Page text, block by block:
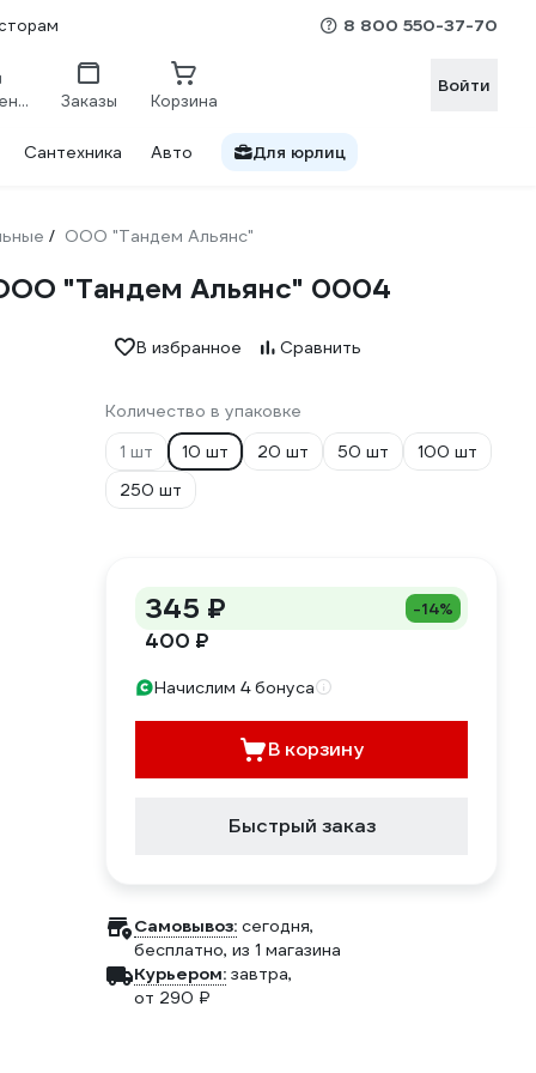
8 800 550-37-70
Сравнение Заказы Корзина
Войти
Сантехника Авто Для юрлиц
/ ООО "Тандем Альянс"
"Тандем Альянс" 0004
В избранное Сравнить
Количество в упаковке
1 шт
10 шт 20 шт 50 шт
100 шт
250 шт
345 ₽ -14%
400 ₽
Начислим 4 бонуса
В корзину
Быстрый заказ
Самовывоз: сегодня,
бесплатно, из 1 магазина
Курьером: завтра,
от 290 ₽